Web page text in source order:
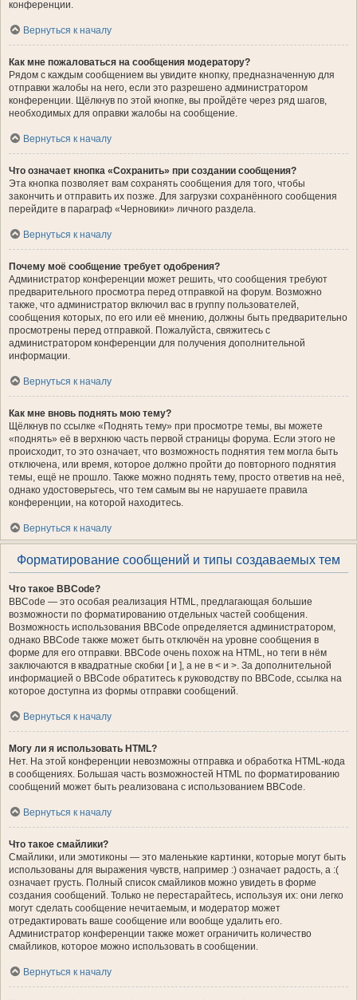
конференции.
Вернуться к началу
Как мне пожаловаться на сообщения модератору?
Рядом с каждым сообщением вы увидите кнопку, предназначенную для
отправки жалобы на него, если это разрешено администратором
конференции. Щёлкнув по этой кнопке, вы пройдёте через ряд шагов,
необходимых для оправки жалобы на сообщение.
Вернуться к началу
Что означает кнопка «Сохранить» при создании сообщения?
Эта кнопка позволяет вам сохранять сообщения для того, чтобы
закончить и отправить их позже. Для загрузки сохранённого сообщения
перейдите в параграф «Черновики» личного раздела.
Вернуться к началу
Почему моё сообщение требует одобрения?
Администратор конференции может решить, что сообщения требуют
предварительного просмотра перед отправкой на форум. Возможно
также, что администратор включил вас в группу пользователей,
сообщения которых, по его или её мнению, должны быть предварительно
просмотрены перед отправкой. Пожалуйста, свяжитесь с
администратором конференции для получения дополнительной
информации.
Вернуться к началу
Как мне вновь поднять мою тему?
Щёлкнув по ссылке «Поднять тему» при просмотре темы, вы можете
«поднять» её в верхнюю часть первой страницы форума. Если этого не
происходит, то это означает, что возможность поднятия тем могла быть
отключена, или время, которое должно пройти до повторного поднятия
темы, ещё не прошло. Также можно поднять тему, просто ответив на неё,
однако удостоверьтесь, что тем самым вы не нарушаете правила
конференции, на которой находитесь.
Вернуться к началу
Форматирование сообщений и типы создаваемых тем
Что такое BBCode?
BBCode — это особая реализация HTML, предлагающая большие
возможности по форматированию отдельных частей сообщения.
Возможность использования BBCode определяется администратором,
однако BBCode также может быть отключён на уровне сообщения в
форме для его отправки. BBCode очень похож на HTML, но теги в нём
заключаются в квадратные скобки [ и ], а не в < и >. За дополнительной
информацией о BBCode обратитесь к руководству по BBCode, ссылка на
которое доступна из формы отправки сообщений.
Вернуться к началу
Могу ли я использовать HTML?
Нет. На этой конференции невозможны отправка и обработка HTML-кода
в сообщениях. Большая часть возможностей HTML по форматированию
сообщений может быть реализована с использованием BBCode.
Вернуться к началу
Что такое смайлики?
Смайлики, или эмотиконы — это маленькие картинки, которые могут быть
использованы для выражения чувств, например :) означает радость, а :(
означает грусть. Полный список смайликов можно увидеть в форме
создания сообщений. Только не перестарайтесь, используя их: они легко
могут сделать сообщение нечитаемым, и модератор может
отредактировать ваше сообщение или вообще удалить его.
Администратор конференции также может ограничить количество
смайликов, которое можно использовать в сообщении.
Вернуться к началу